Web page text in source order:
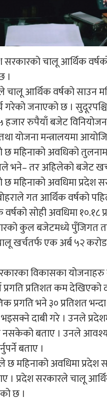
सरकारको चालू आर्थिक
।
चालू आर्थिक वर्षको साउन
जनाएको छ ।
हजार रुपैयाँ बजेट
योजना मन्त्रालयमा
महिनाको अवधिको
भने– तर अहिलेको बजेट
छ महिनाको अवधिमा
बोहराले गत आर्थिक वर्षको
सोही अवधिमा १०.१८
कुल बजेटमध्ये पुँजिगत
खर्चतर्फ एक अर्ब ५२
विकासका योजनाहरु
प्रगति प्रतिशत कम
भने ३० प्रतिशत
दाबी गरे । उनले
नसकेको बताए । उनले
बताए ।
छ महिनाको अवधिमा
। प्रदेश सरकारले चालू
छ ।